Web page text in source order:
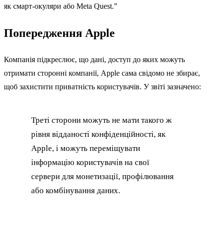
як смарт-окуляри або Meta Quest.”
Попередження Apple
Компанія підкреслює, що дані, доступ до яких можуть
отримати сторонні компанії, Apple сама свідомо не збирає,
щоб захистити приватність користувачів. У звіті зазначено:
Треті сторони можуть не мати такого ж
рівня відданості конфіденційності, як
Apple, і можуть переміщувати
інформацію користувачів на свої
сервери для монетизації, профілювання
або комбінування даних.